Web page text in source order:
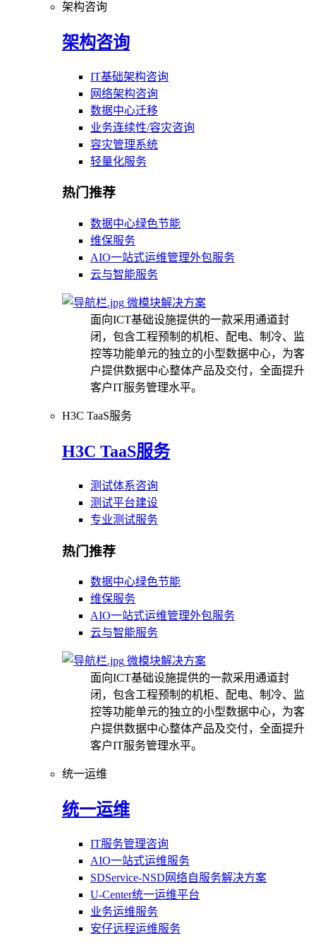
架构咨询
架构咨询
IT基础架构咨询
网络架构咨询
数据中心迁移
业务连续性/容灾咨询
容灾管理系统
轻量化服务
热门推荐
数据中心绿色节能
维保服务
AIO一站式运维管理外包服务
云与智能服务
微模块解决方案
面向ICT基础设施提供的一款采用通道封
闭，包含工程预制的机柜、配电、制冷、监
控等功能单元的独立的小型数据中心，为客
户提供数据中心整体产品及交付，全面提升
客户IT服务管理水平。
H3C TaaS服务
H3C TaaS服务
测试体系咨询
测试平台建设
专业测试服务
热门推荐
数据中心绿色节能
维保服务
AIO一站式运维管理外包服务
云与智能服务
微模块解决方案
面向ICT基础设施提供的一款采用通道封
闭，包含工程预制的机柜、配电、制冷、监
控等功能单元的独立的小型数据中心，为客
户提供数据中心整体产品及交付，全面提升
客户IT服务管理水平。
统一运维
统一运维
IT服务管理咨询
AIO一站式运维服务
SDService-NSD网络自服务解决方案
U-Center统一运维平台
业务运维服务
安仔远程运维服务